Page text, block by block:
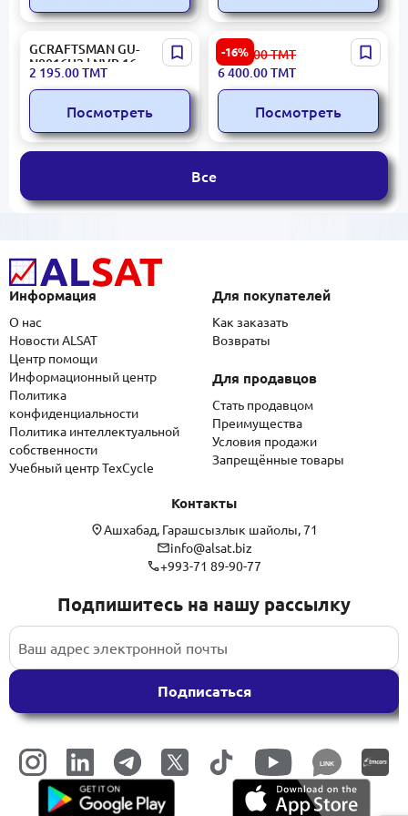
GCRAFTSMAN GU-
N8016H2 | NVR 16 каналов
8МП 4K 2xSATA
2 195.00ТМТ
Посмотреть
-16%
Hikvision DS-7732NXI-I4/S |
NVR 32 канала 8K 4HDD
7 675.00ТМТ
6 400.00ТМТ
Посмотреть
Все
Информация
О нас
Новости ALSAT
Центр помощи
Информационный центр
Политика
конфиденциальности
Политика интеллектуальной
собственности
Учебный центр TexCycle
Для покупателей
Как заказать
Возвраты
Для продавцов
Стать продавцом
Преимущества
Условия продажи
Запрещённые товары
Контакты
Ашхабад, Гарашсызлык шайолы, 71
info@alsat.biz
+993-71 89-90-77
Подпишитесь на нашу рассылку
Подписаться
LINK